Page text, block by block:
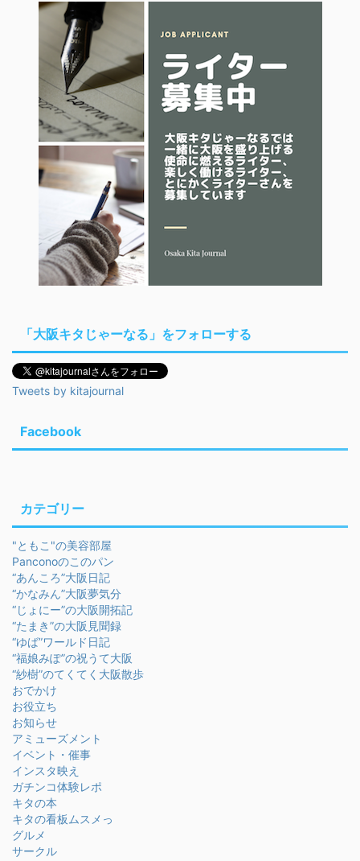
「大阪キタじゃーなる」をフォローする
Tweets by kitajournal
Facebook
カテゴリー
"ともこ"の美容部屋
Panconoのこのパン
“あんころ”大阪日記
“かなみん”大阪夢気分
“じょにー”の大阪開拓記
“たまき”の大阪見聞録
“ゆば”ワールド日記
“福娘みぽ”の祝うて大阪
“紗樹”のてくてく大阪散歩
おでかけ
お役立ち
お知らせ
アミューズメント
イベント・催事
インスタ映え
ガチンコ体験レポ
キタの本
キタの看板ムスメっ
グルメ
サークル